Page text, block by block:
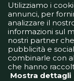
Utilizziamo i
annunci, per
analizzare il
informazioni sul
nostri partner
pubblicità e
combinarle con
che hanno
Mostra dettagli